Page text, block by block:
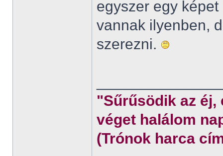
egyszer egy
vannak ilyenben,
szerezni.
"Sűrűsödik az éj,
véget halálom
(Trónok harca